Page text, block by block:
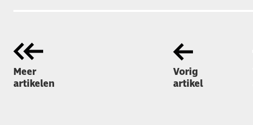
Meer
artikelen
Vorig
artikel